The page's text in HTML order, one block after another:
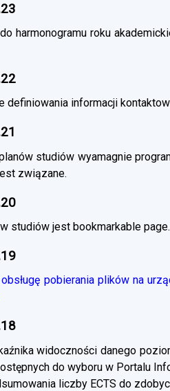
harmonogramu roku
definiowania informacji
studiów wyamagnie
związane.
studiów jest bookmarkable page.
pobierania plików na
widoczności danego
do wyboru w Portalu
liczby ECTS do